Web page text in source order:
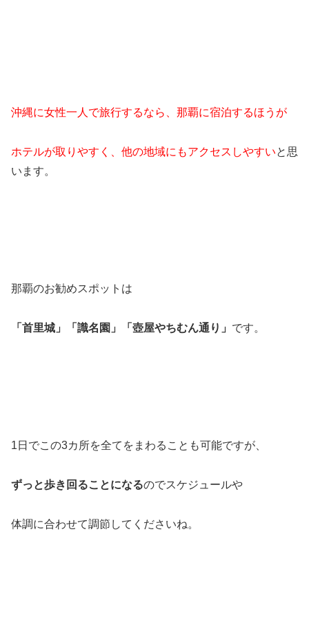
沖縄に女性一人で旅行するなら、那覇に宿泊するほうが
ホテルが取りやすく、他の地域にもアクセスしやすいと思
います。
那覇のお勧めスポットは
「首里城」「識名園」「壺屋やちむん通り」 です。
1日でこの3カ所を全てをまわることも可能ですが、
ずっと歩き回ることになるのでスケジュールや
体調に合わせて調節してくださいね。